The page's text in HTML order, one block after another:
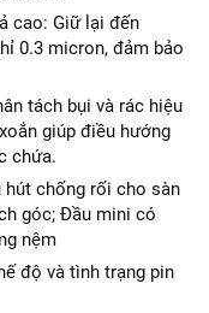
cao: Giữ lại đến
0.3 micron, đảm bảo
tách bụi và rác hiệu
giúp điều hướng
chứa.
hút chống rối cho sàn
góc; Đầu mini có
nệm
độ và tình trạng pin